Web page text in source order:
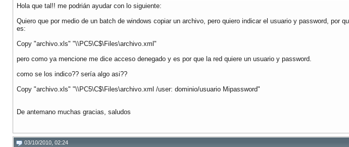
Hola que tal!! me podrián ayudar con lo siguiente:
Quiero que por medio de un batch de windows copiar un archivo, pero quiero indicar el usuario y password,
es:
Copy "archivo.xls" "\\PC5\C$\Files\archivo.xml"
pero como ya mencione me dice acceso denegado y es por que la red quiere un usuario y password.
como se los indico?? sería algo asi??
Copy "archivo.xls" "\\PC5\C$\Files\archivo.xml /user: dominio/usuario Mipassword"
De antemano muchas gracias, saludos
03/10/2010, 02:24